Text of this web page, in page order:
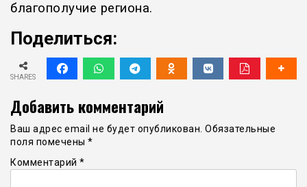
благополучие региона.
Поделиться:
SHARES
Добавить комментарий
Ваш адрес email не будет опубликован. Обязательные
поля помечены *
Комментарий *